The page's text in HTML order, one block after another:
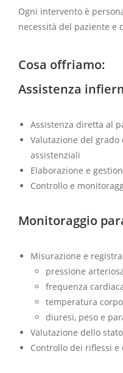
Ogni intervento è
necessità del paziente e
Cosa offriamo:
Assistenza
Assistenza diretta al
Valutazione del
assistenziali
Elaborazione e
Controllo e
Monitoraggio
Misurazione e
pressione
frequenza
temperatura
diuresi, peso e
Valutazione dello
Controllo dei riflessi